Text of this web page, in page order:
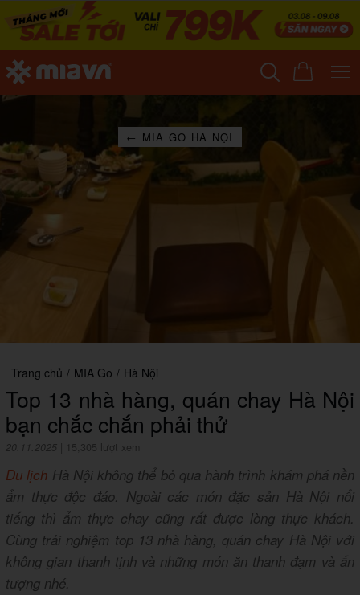
← MIA GO HÀ NỘI
Trang chủ / MIA Go / Hà Nội
Top 13 nhà hàng, quán chay Hà Nội
bạn chắc chắn phải thử
20.11.2025 15,305 lượt xem
Du lịch Hà Nội không thể bỏ qua hành trình khám phá nền
ẩm thực độc đáo. Ngoài các món đặc sản Hà Nội nổi
tiếng thì ẩm thực chay cũng rất được lòng thực khách.
Cùng trải nghiệm top 13 nhà hàng, quán chay Hà Nội với
không gian thanh tịnh và những món ăn thanh đạm và ấn
tượng nhé.